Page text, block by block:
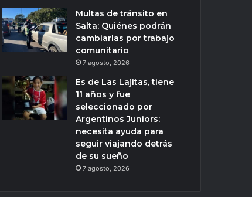
Multas de tránsito en
Salta: Quiénes podrán
cambiarlas por trabajo
comunitario
7 agosto, 2026
Es de Las Lajitas, tiene
11 años y fue
seleccionado por
Argentinos Juniors:
necesita ayuda para
seguir viajando detrás
de su sueño
7 agosto, 2026